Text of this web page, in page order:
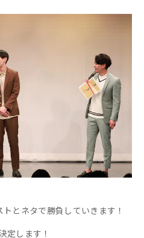
とネタで勝負していきます！
定します！